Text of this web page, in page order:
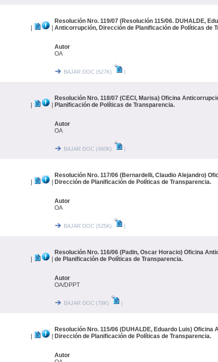
Resolución Nro. 119/07 (Resolución 115/06. DUHALDE,
Anticorrupción, Dirección de Planificación de Políticas de
Autor
OA
BAJAR DOC (527K) |
Resolución Nro. 118/07 (CECI, Marisa) Oficina
Planificación de Políticas de Transparencia.
Autor
OA
BAJAR DOC (460K) |
Resolución Nro. 117/06 (Bernardelli, Claudio Alejandro)
Dirección de Planificación de Políticas de Transparencia.
Autor
OA
BAJAR DOC (525K) |
Resolución Nro. 116/06 (Padin, Oscar Horacio) Oficina
de Planificación de Políticas de Transparencia.
Autor
OA/DPPT
BAJAR DOC (78K) |
Resolución Nro. 115/06 (DUHALDE, Eduardo Luis) Oficina
Dirección de Planificación de Políticas de Transparencia.
Autor